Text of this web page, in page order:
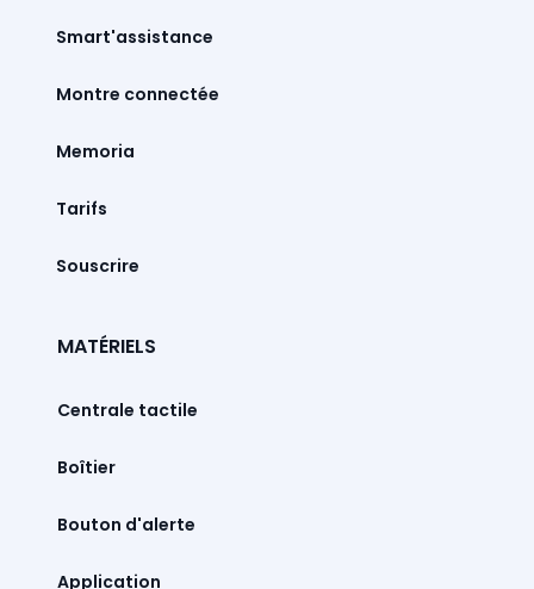
Smart'assistance
Montre connectée
Memoria
Tarifs
Souscrire
MATÉRIELS
Centrale tactile
Boîtier
Bouton d'alerte